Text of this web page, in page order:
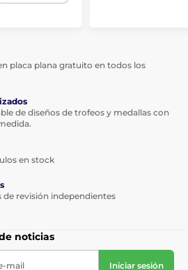
placa plana gratuito en todos los
de diseños de trofeos y medallas con
en stock
de revisión independientes
noticias
mail Iniciar sesión